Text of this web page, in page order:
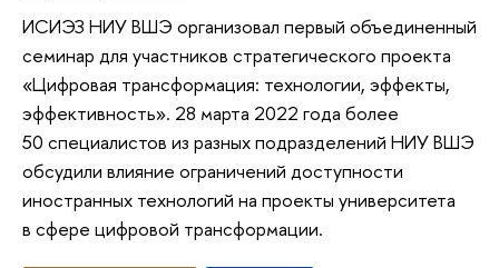
ИСИЭЗ НИУ ВШЭ организовал первый объединенный
семинар для участников стратегического проекта
«Цифровая трансформация: технологии, эффекты,
эффективность». 28 марта 2022 года более
50 специалистов из разных подразделений НИУ ВШЭ
обсудили влияние ограничений доступности
иностранных технологий на проекты университета
в сфере цифровой трансформации.